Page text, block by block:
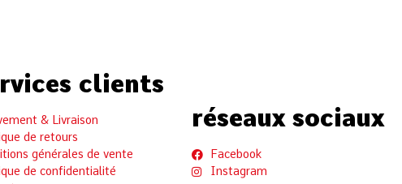
clients
& Livraison
de retours
générales de vente
de confidentialité
réseaux sociaux
Facebook
Instagram